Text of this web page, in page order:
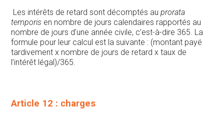
Les intérêts de retard sont décomptés auprorata
temporis en nombre de jours calendaires rapportés au
nombre de jours d’une année civile, c’est-à-dire 365. La
formule pour leur calcul est la suivante : (montant payé
tardivement x nombre de jours de retard x taux de
l’intérêt légal)/365.
Article 12 : charges